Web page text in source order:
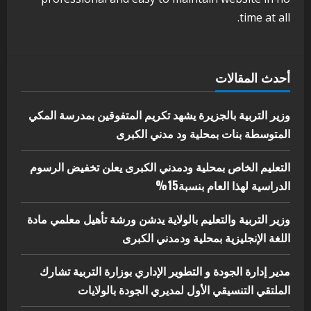
بوزارة التربية تشارك الملتقي التنسيقي
5
البيئة بالمحلية
يوليو 29, 2026
time at all.
أحدث المقالات
وزير التربية بالجزيرة يشهد تكريم المتفوقين بمدرسة المكي
المتوسطة بنات بمحلية ود مدني الكبرى
التعليم الخاص بمحلية ودمدني الكبرى يعلن تخفيض الرسوم
الدراسية لهذا العام بنسبة15%
وزير التربية والتعليم بالولاية يدشن ورشة تأهيل معلمي مادة
اللغة الإنجليزية بمحلية ودمدني الكبرى
مدير إدارة الجودة و التطوير الإداري بوزارة التربية تشارك
الملتقي التنسيقي الأول لمديري الجودة بالولايات